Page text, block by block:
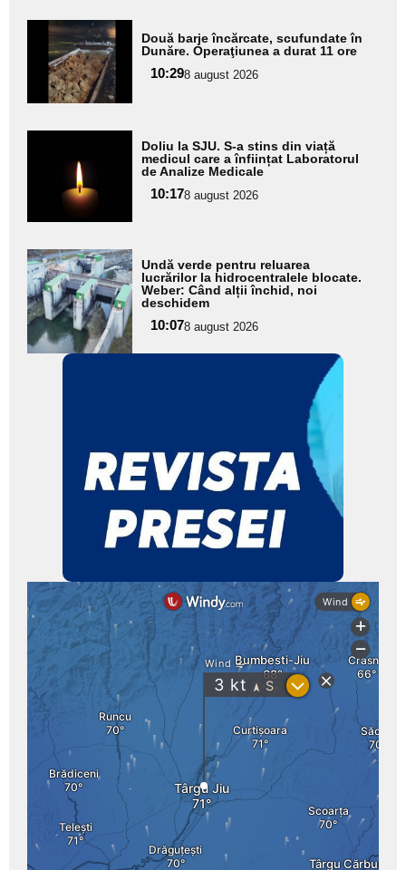
Adaugă
aici textul
pentru
subtitlu
Două barje încărcate, scufundate în
Dunăre. Operaţiunea a durat 11 ore
10:298 august 2026
aici textul
pentru
subtitlu
Doliu la SJU. S-a stins din viață
medicul care a înființat Laboratorul
de Analize Medicale
10:178 august 2026
Adaugă
aici textul
pentru
subtitlu
Undă verde pentru reluarea
lucrărilor la hidrocentralele blocate.
Weber: Când alții închid, noi
deschidem
10:078 august 2026